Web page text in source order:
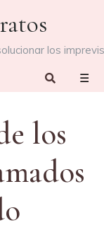
los
☰
los